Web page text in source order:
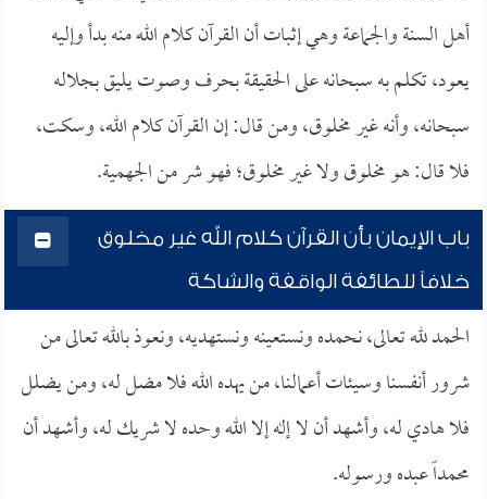
أهل السنة والجماعة وهي إثبات أن القرآن كلام الله منه بدأ وإليه
يعود، تكلم به سبحانه على الحقيقة بحرف وصوت يليق بجلاله
سبحانه، وأنه غير مخلوق، ومن قال: إن القرآن كلام الله، وسكت،
فلا قال: هو مخلوق ولا غير مخلوق؛ فهو شر من الجهمية.
باب الإيمان بأن القرآن كلام الله غير مخلوق
خلافاً للطائفة الواقفة والشاكة
الحمد لله تعالى، نحمده ونستعينه ونستهديه، ونعوذ بالله تعالى من
شرور أنفسنا وسيئات أعمالنا، من يهده الله فلا مضل له، ومن يضلل
فلا هادي له، وأشهد أن لا إله إلا الله وحده لا شريك له، وأشهد أن
محمداً عبده ورسوله.